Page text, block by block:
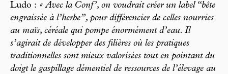
Ludo : « Avec la Conf’, on voudrait créer un label “bête
engraissée à l’herbe”, pour différencier de celles nourries
au maïs, céréale qui pompe énormément d’eau. Il
s’agirait de développer des filières où les pratiques
traditionnelles sont mieux valorisées tout en pointant du
doigt le gaspillage démentiel de ressources de l’élevage au